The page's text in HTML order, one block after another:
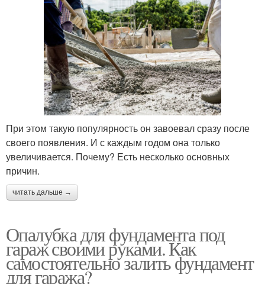
При этом такую популярность он завоевал сразу после
своего появления. И с каждым годом она только
увеличивается. Почему? Есть несколько основных
причин.
читать дальше →
Опалубка для фундамента под
гараж своими руками. Как
самостоятельно залить фундамент
для гаража?